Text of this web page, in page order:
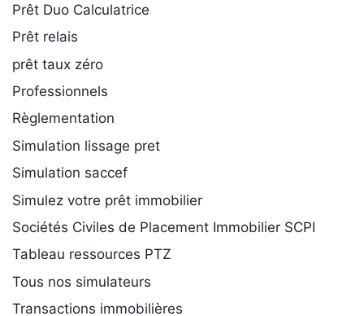
Prêt Duo Calculatrice
Prêt relais
prêt taux zéro
Professionnels
Règlementation
Simulation lissage pret
Simulation saccef
Simulez votre prêt immobilier
Sociétés Civiles de Placement Immobilier SCPI
Tableau ressources PTZ
Tous nos simulateurs
Transactions immobilières